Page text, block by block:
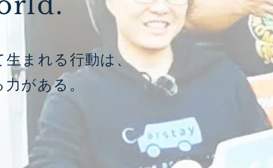
生まれる行動は、
がある。